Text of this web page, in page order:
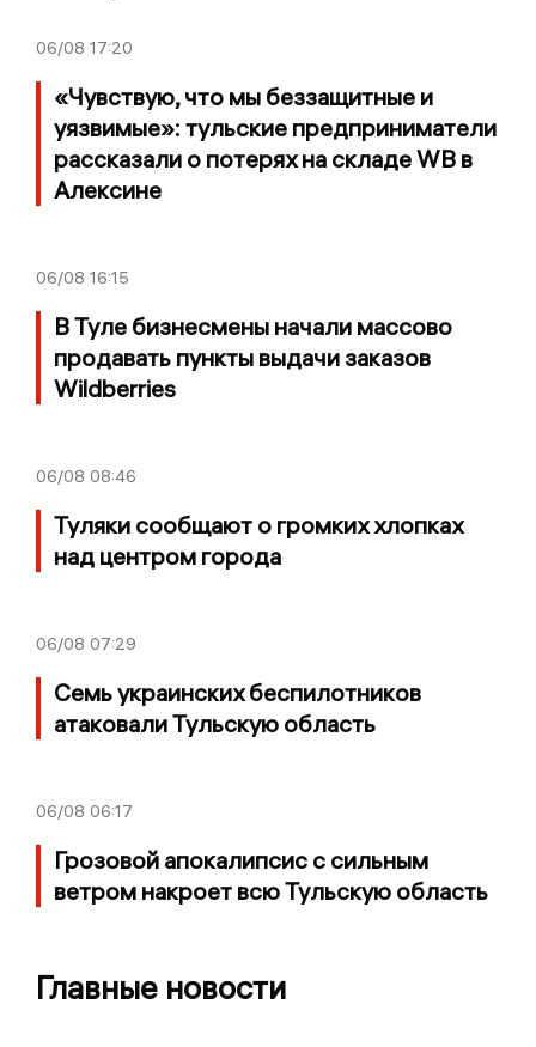
06/08 17:20
«Чувствую, что мы беззащитные и
уязвимые»: тульские предприниматели
рассказали о потерях на складе WB в
Алексине
06/08 16:15
В Туле бизнесмены начали массово
продавать пункты выдачи заказов
Wildberries
06/08 08:46
Туляки сообщают о громких хлопках
над центром города
06/08 07:29
Семь украинских беспилотников
атаковали Тульскую область
06/08 06:17
Грозовой апокалипсис с сильным
ветром накроет всю Тульскую область
Главные новости